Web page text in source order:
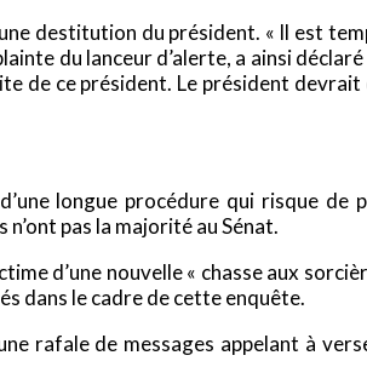
destitution du président. « Il est
du lanceur d’alerte, a ainsi
de ce président. Le président
longue procédure qui risque de
pas la majorité au Sénat.
d’une nouvelle « chasse aux
dans le cadre de cette enquête.
rafale de messages appelant à